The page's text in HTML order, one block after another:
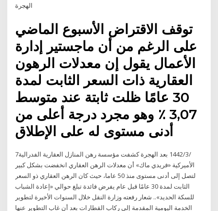
الهجرة
توقف الاقتراض الأسبوع الماضي
على الرغم من أن ماجستير إدارة
الأعمال يقول إن معدلات الرهون
العقارية ذات السعر الثابت لمدة
30 عامًا ظلت ثابتة عند متوسط
3,07 ٪ وهو مجرد درجة أعلى من
أدنى مستوى له على الإطلاق
7‏‏/3‏‏/1442 بعد الهجرة كشفت مؤسسة رهن المنازل العقارية الفدرالية
الأميركية «فريدي ماك» أن معدلات الرهن العقاري انخفضت بشكل كبير
لتصل إلى أدنى مستوى منذ 50 عاما، حيث كان الرهن العقاري ذو السعر
الثابت لمدة 30 عامًا قبل عام يفرض فائدة تبلغ حوالي «إعادة الشباب
للسكة الحديد».. شعار رفعته وزارة النقل خلال السنوات الأخيرة لتطوير
الخدمة اليومية المقدمة إلى ركاب القطارات بعد أن غاب التطوير عنها